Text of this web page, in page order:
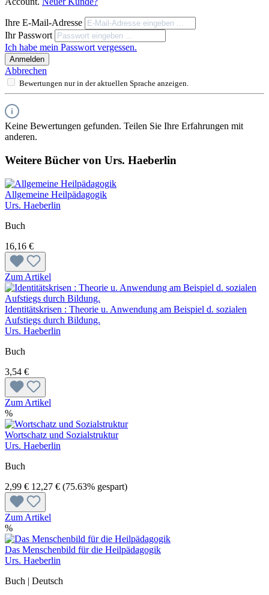
Ihre E-Mail-Adresse
Ihr Passwort
Ich habe mein Passwort vergessen.
Anmelden
Abbrechen
Bewertungen nur in der aktuellen Sprache anzeigen.
Keine Bewertungen gefunden. Teilen Sie Ihre Erfahrungen mit
anderen.
Weitere Bücher von Urs. Haeberlin
Allgemeine Heilpädagogik
Urs. Haeberlin
Buch
16,16 €
Zum Artikel
Identitätskrisen : Theorie u. Anwendung am Beispiel d. sozialen
Aufstiegs durch Bildung.
Urs. Haeberlin
Buch
3,54 €
Zum Artikel
%
Wortschatz und Sozialstruktur
Urs. Haeberlin
Buch
2,99 € 12,27 € (75.63% gespart)
Zum Artikel
%
Das Menschenbild für die Heilpädagogik
Urs. Haeberlin
Buch | Deutsch